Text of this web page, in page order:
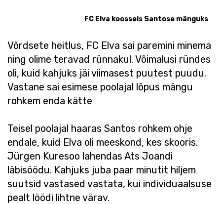
FC Elva koosseis Santose mänguks
Võrdsete heitlus, FC Elva sai paremini minema
ning olime teravad rünnakul. Võimalusi ründes
oli, kuid kahjuks jäi viimasest puutest puudu.
Vastane sai esimese poolajal lõpus mängu
rohkem enda kätte
Teisel poolajal haaras Santos rohkem ohje
endale, kuid Elva oli meeskond, kes skooris.
Jürgen Kuresoo lahendas Ats Joandi
läbisöödu. Kahjuks juba paar minutit hiljem
suutsid vastased vastata, kui individuaalsuse
pealt löödi lihtne värav.